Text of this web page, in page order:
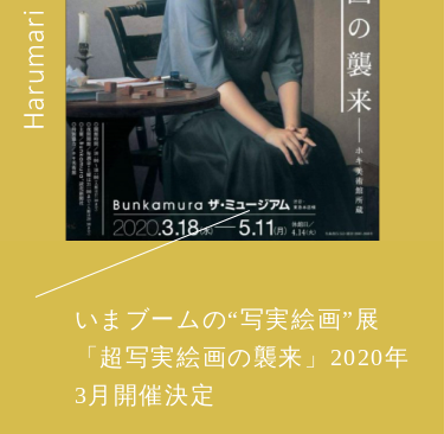
いまブームの“写実絵画”展
「超写実絵画の襲来」2020年
3月開催決定